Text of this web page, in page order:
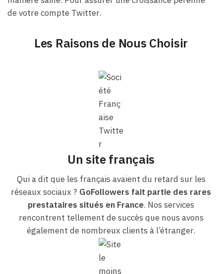
de votre compte Twitter.
Les Raisons de Nous Choisir
Un site français
Qui a dit que les français avaient du retard sur les
réseaux sociaux ? GoFollowers fait partie des rares
prestataires situés en France. Nos services
rencontrent tellement de succès que nous avons
également de nombreux clients à l’étranger.